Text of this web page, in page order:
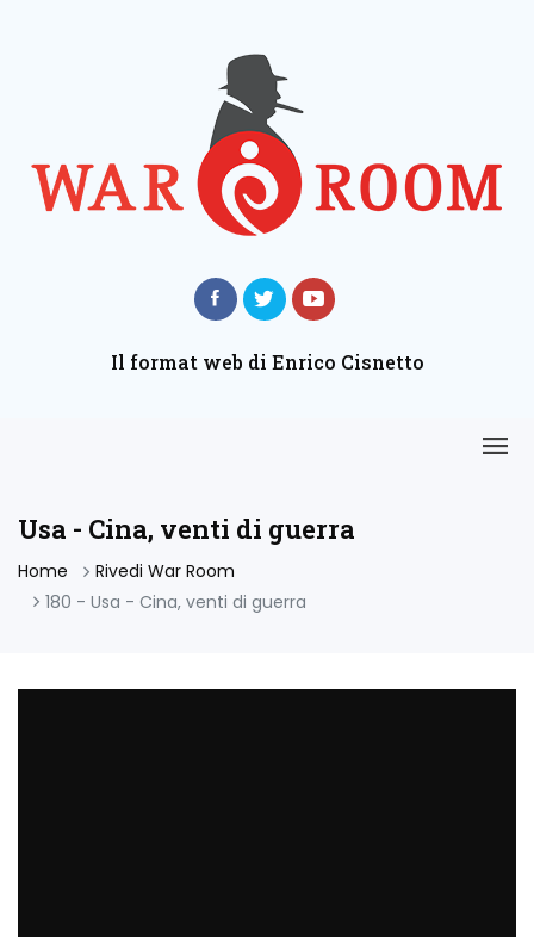
Il format web di Enrico Cisnetto
Usa - Cina, venti di guerra
Home
Rivedi War Room
180 - Usa - Cina, venti di guerra